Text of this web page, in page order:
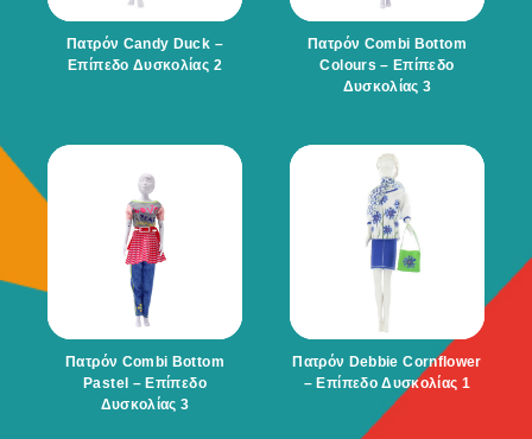
Πατρόν Candy Duck –
Επίπεδο Δυσκολίας 2
Πατρόν Combi Bottom
Colours – Επίπεδο
Δυσκολίας 3
Πατρόν Combi Bottom
Pastel – Επίπεδο
Δυσκολίας 3
Πατρόν Debbie Cornflower
– Επίπεδο Δυσκολίας 1